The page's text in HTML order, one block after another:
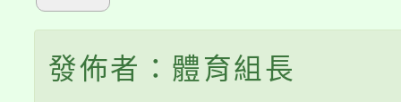
發佈者：體育組長